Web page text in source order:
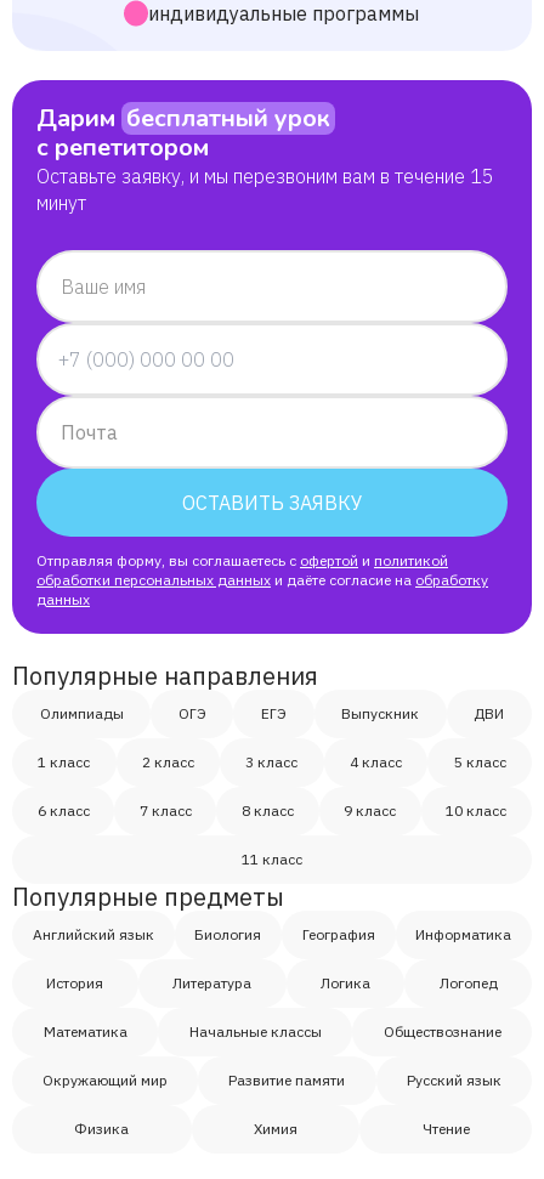
Александр
Вадим
Данила
Анна
Рамиля
Данил
Татьяна
Валерия
Александра
Елена
Татьяна
индивидуальные программы
Дарим бесплатный урок
с репетитором
Оставьте заявку, и мы перезвоним вам в течение 15
минут
Ваше имя
Почта
ОСТАВИТЬ ЗАЯВКУ
Отправляя форму, вы соглашаетесь с офертой и политикой
обработки персональных данных и даёте согласие на обработку
данных
Популярные направления
Олимпиады ОГЭ ЕГЭ Выпускник ДВИ
1 класс 2 класс 3 класс 4 класс 5 класс
6 класс 7 класс 8 класс 9 класс 10 класс
11 класс
Популярные предметы
Английский язык Биология География Информатика
История Литература Логика Логопед
Математика Начальные классы Обществознание
Окружающий мир Развитие памяти Русский язык
Физика Химия Чтение